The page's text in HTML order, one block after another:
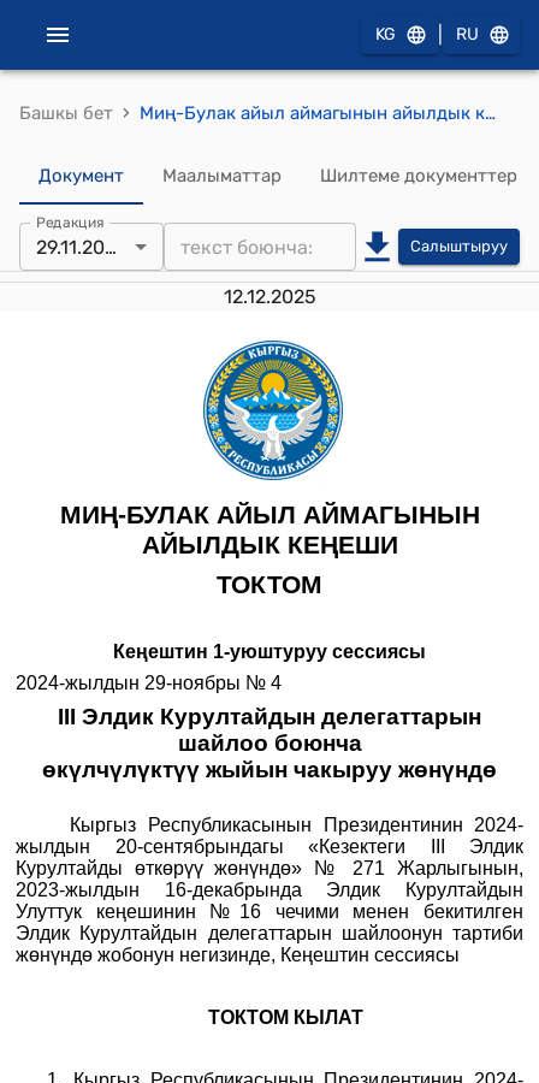
KG RU
Башкы бет › Миң-Булак айыл аймагынын айылдык кеңешинин 2024-жылдын 29-ноябрындагы № 4 "III Элдик Курултайдын делегаттарын шайлоо боюнча өкүлчүлүктүү жыйын чакыруу жөнүндө" токтому
Документ Маалыматтар Шилтеме документтер
Редакция
29.11.2024 Салыштыруу
12.12.2025